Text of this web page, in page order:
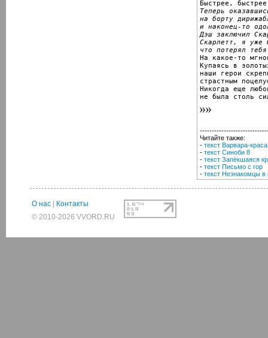
Теперь
на борту
и наконец-то
Дэш заключил
Скарлетт, я уже
что потерял
На какое-то
Купаясь в
наши герои
страстным
Никогда еще
не была столь
Читайте также:
- текст Варвара-
- текст Синоби 8
- текст Запёкшаяся
- текст Письмо с гор
- текст Незнакомцы в
О нас
Контакты
© 2010-2026 VVORD.RU